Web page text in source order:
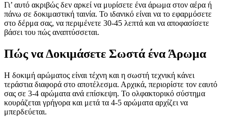
Γι’ αυτό ακριβώς δεν αρκεί να μυρίσετε ένα άρωμα στον αέρα ή
πάνω σε δοκιμαστική ταινία. Το ιδανικό είναι να το εφαρμόσετε
στο δέρμα σας, να περιμένετε 30-45 λεπτά και να αποφασίσετε
βάσει του πώς αναπτύσσεται.
Πώς να Δοκιμάσετε Σωστά ένα Άρωμα
Η δοκιμή αρώματος είναι τέχνη και η σωστή τεχνική κάνει
τεράστια διαφορά στο αποτέλεσμα. Αρχικά, περιορίστε τον εαυτό
σας σε 3-4 αρώματα ανά επίσκεψη. Το ολφακτορικό σύστημα
κουράζεται γρήγορα και μετά τα 4-5 αρώματα αρχίζει να
μπερδεύεται.